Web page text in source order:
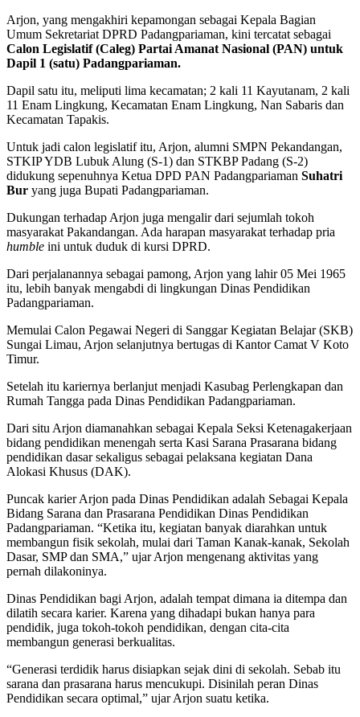
Arjon, yang mengakhiri kepamongan sebagai Kepala Bagian
Umum Sekretariat DPRD Padangpariaman, kini tercatat sebagai
Calon Legislatif (Caleg) Partai Amanat Nasional (PAN) untuk
Dapil 1 (satu) Padangpariaman.
Dapil satu itu, meliputi lima kecamatan; 2 kali 11 Kayutanam, 2 kali
11 Enam Lingkung, Kecamatan Enam Lingkung, Nan Sabaris dan
Kecamatan Tapakis.
Untuk jadi calon legislatif itu, Arjon, alumni SMPN Pekandangan,
STKIP YDB Lubuk Alung (S-1) dan STKBP Padang (S-2)
didukung sepenuhnya Ketua DPD PAN Padangpariaman Suhatri
Bur yang juga Bupati Padangpariaman.
Dukungan terhadap Arjon juga mengalir dari sejumlah tokoh
masyarakat Pakandangan. Ada harapan masyarakat terhadap pria
humble ini untuk duduk di kursi DPRD.
Dari perjalanannya sebagai pamong, Arjon yang lahir 05 Mei 1965
itu, lebih banyak mengabdi di lingkungan Dinas Pendidikan
Padangpariaman.
Memulai Calon Pegawai Negeri di Sanggar Kegiatan Belajar (SKB)
Sungai Limau, Arjon selanjutnya bertugas di Kantor Camat V Koto
Timur.
Setelah itu kariernya berlanjut menjadi Kasubag Perlengkapan dan
Rumah Tangga pada Dinas Pendidikan Padangpariaman.
Dari situ Arjon diamanahkan sebagai Kepala Seksi Ketenagakerjaan
bidang pendidikan menengah serta Kasi Sarana Prasarana bidang
pendidikan dasar sekaligus sebagai pelaksana kegiatan Dana
Alokasi Khusus (DAK).
Puncak karier Arjon pada Dinas Pendidikan adalah Sebagai Kepala
Bidang Sarana dan Prasarana Pendidikan Dinas Pendidikan
Padangpariaman. “Ketika itu, kegiatan banyak diarahkan untuk
membangun fisik sekolah, mulai dari Taman Kanak-kanak, Sekolah
Dasar, SMP dan SMA,” ujar Arjon mengenang aktivitas yang
pernah dilakoninya.
Dinas Pendidikan bagi Arjon, adalah tempat dimana ia ditempa dan
dilatih secara karier. Karena yang dihadapi bukan hanya para
pendidik, juga tokoh-tokoh pendidikan, dengan cita-cita
membangun generasi berkualitas.
“Generasi terdidik harus disiapkan sejak dini di sekolah. Sebab itu
sarana dan prasarana harus mencukupi. Disinilah peran Dinas
Pendidikan secara optimal,” ujar Arjon suatu ketika.